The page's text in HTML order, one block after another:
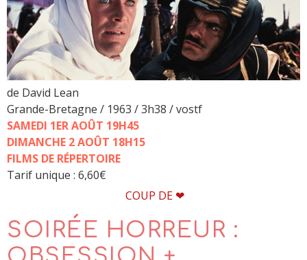
de David Lean
Grande-Bretagne / 1963 / 3h38 / vostf
SAMEDI 1ER AOÛT 19H45
DIMANCHE 2 AOÛT 18H15
FILMS DE RÉPERTOIRE
Tarif unique : 6,60€
COUP DE ❤
SOIRÉE HORREUR :